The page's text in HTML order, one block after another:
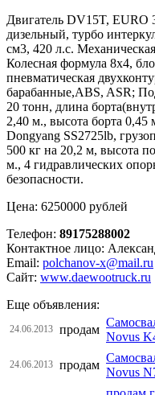
Двигатель DV15T, EURO
дизельный, турбо
см3, 420 л.с.
Колесная формула 8х4,
пневматическая
барабанные,ABS, ASR;
20 тонн, длина
2,40 м., высота борта
Dongyang SS2725lb,
500 кг на 20,2 м, высота
м., 4 гидравлических
безопасности.
Цена: 6250000 рублей
Телефон: 89175288002
Контактное лицо:
Email: polchanov-x@mail.ru
Сайт: www.daewootruck.ru
Еще объявления:
24.06.2013 продам
Novus
24.06.2013 продам
Novus